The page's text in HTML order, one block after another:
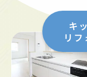
キ
リフ